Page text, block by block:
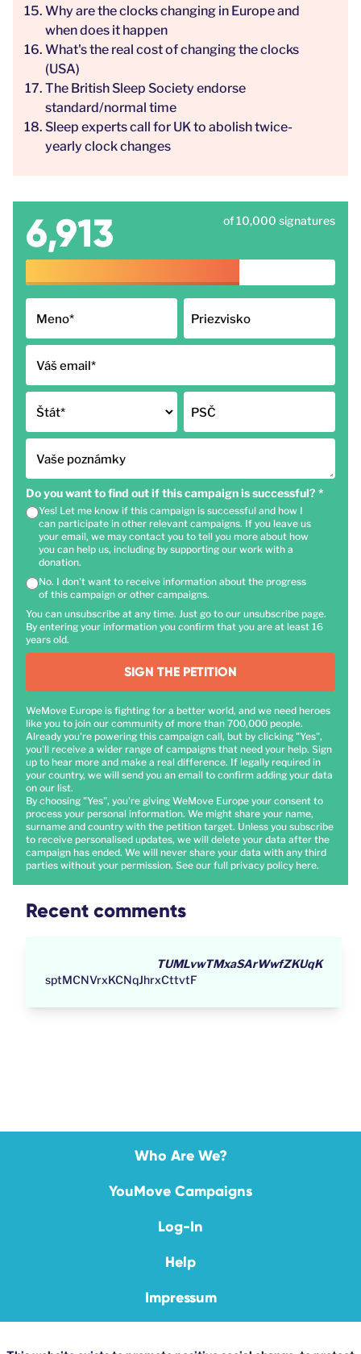
Why are the clocks changing in Europe and
when does it happen
What's the real cost of changing the clocks
(USA)
The British Sleep Society endorse
standard/normal time
Sleep experts call for UK to abolish twice-
yearly clock changes
6,913 of 10,000 signatures
Meno* Priezvisko
Váš email*
Štát* PSČ
Vaše poznámky
Do you want to find out if this campaign is successful? *
Yes! Let me know if this campaign is successful and how I
can participate in other relevant campaigns. If you leave us
your email, we may contact you to tell you more about how
you can help us, including by supporting our work with a
donation.
No. I don't want to receive information about the progress
of this campaign or other campaigns.
You can unsubscribe at any time. Just go to our unsubscribe page.
By entering your information you confirm that you are at least 16
years old.
SIGN THE PETITION
WeMove Europe is fighting for a better world, and we need heroes
like you to join our community of more than 700,000 people.
Already you're powering this campaign call, but by clicking "Yes",
you'll receive a wider range of campaigns that need your help. Sign
up to hear more and make a real difference. If legally required in
your country, we will send you an email to confirm adding your data
on our list.
By choosing "Yes", you're giving WeMove Europe your consent to
process your personal information. We might share your name,
surname and country with the petition target. Unless you subscribe
to receive personalised updates, we will delete your data after the
campaign has ended. We will never share your data with any third
parties without your permission. See our full privacy policy here.
Recent comments
TUMLvwTMxaSArWwfZKUqK
sptMCNVrxKCNqJhrxCttvtF
Who Are We?
YouMove Campaigns
Log-In
Help
Impressum